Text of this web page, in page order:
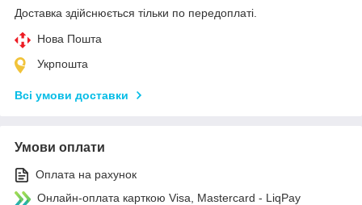
Доставка здійснюється тільки по передоплаті.
Нова Пошта
Укрпошта
Всі умови доставки
Умови оплати
Оплата на рахунок
Онлайн-оплата карткою Visa, Mastercard - LiqPay